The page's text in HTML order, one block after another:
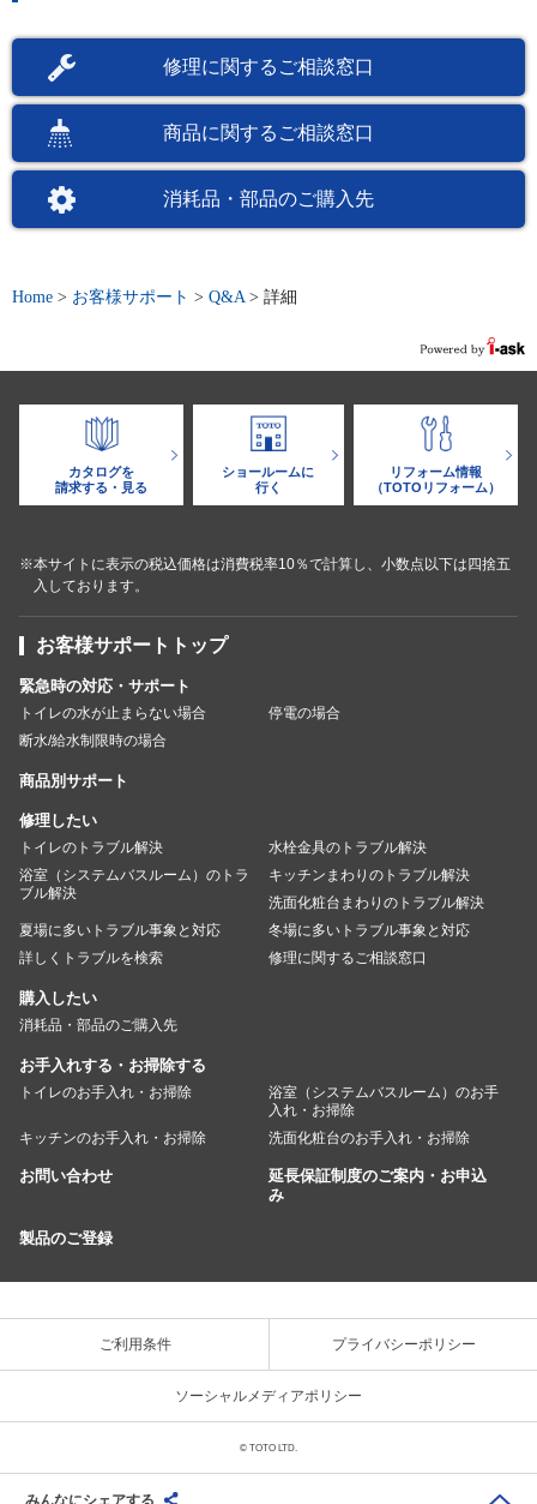
修理に関するご相談窓口
商品に関するご相談窓口
消耗品・部品のご購入先
Home > お客様サポート > Q&A > 詳細
カタログを
請求する・見る
ショールームに
行く
リフォーム情報
（TOTOリフォーム）
※本サイトに表示の税込価格は消費税率10％で計算し、小数点以下は四捨五
入しております。
お客様サポートトップ
緊急時の対応・サポート
トイレの水が止まらない場合
停電の場合
断水/給水制限時の場合
商品別サポート
修理したい
トイレのトラブル解決
水栓金具のトラブル解決
浴室（システムバスルーム）のトラ
ブル解決
キッチンまわりのトラブル解決
洗面化粧台まわりのトラブル解決
夏場に多いトラブル事象と対応
冬場に多いトラブル事象と対応
詳しくトラブルを検索
修理に関するご相談窓口
購入したい
消耗品・部品のご購入先
お手入れする・お掃除する
トイレのお手入れ・お掃除
浴室（システムバスルーム）のお手
入れ・お掃除
キッチンのお手入れ・お掃除
洗面化粧台のお手入れ・お掃除
お問い合わせ
延長保証制度のご案内・お申込
み
製品のご登録
ご利用条件 プライバシーポリシー
ソーシャルメディアポリシー
© TOTO LTD.